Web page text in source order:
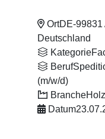
OrtDE-99831
Deutschland
Kategorie
Beruf
(m/w/d)
Branche
Datum